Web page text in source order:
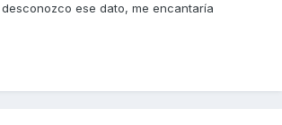
ese dato, me encantaría